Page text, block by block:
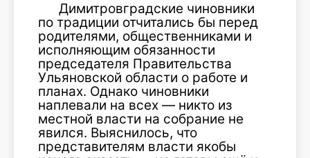
Димитровградские чиновники
по традиции отчитались бы перед
родителями, общественниками и
исполняющим обязанности
председателя Правительства
Ульяновской области о работе и
планах. Однако чиновники
наплевали на всех — никто из
местной власти на собрание не
явился. Выяснилось, что
представителям власти якобы